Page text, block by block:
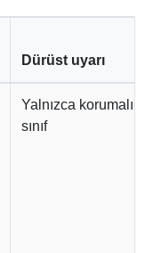
Dürüst uyarı
Yalnızca korumalı
sınıf